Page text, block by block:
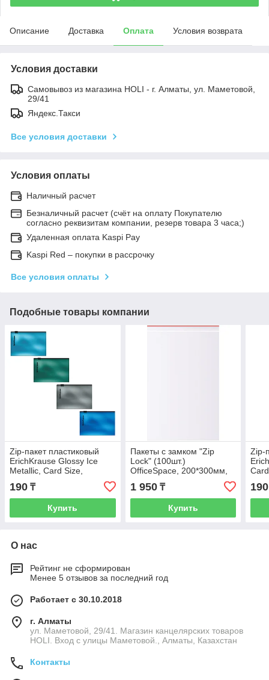
Описание Доставка Оплата Условия возврата
Условия доставки
Самовывоз из магазина HOLI - г. Алматы, ул. Маметовой,
29/41
Яндекс.Такси
Все условия доставки
Условия оплаты
Наличный расчет
Безналичный расчет (счёт на оплату Покупателю
согласно реквизитам компании, резерв товара 3 часа;)
Удаленная оплата Kaspi Pay
Kaspi Red – покупки в рассрочку
Все условия оплаты
Подобные товары компании
Zip-пакет пластиковый
ErichKrause Glossy Ice
Metallic, Card Size,
непрозрачный, ассорти (в
пакете по
190 ₸
Купить
Пакеты с замком "Zip
Lock" (100шт.)
OfficeSpace, 200*300мм,
1 950₸
Купить
Zip-
(в
190
О нас
Рейтинг не сформирован
Менее 5 отзывов за последний год
Работает с 30.10.2018
г. Алматы
ул. Маметовой, 29/41. Магазин канцелярских товаров
HOLI. Вход с улицы Маметовой., Алматы, Казахстан
Контакты